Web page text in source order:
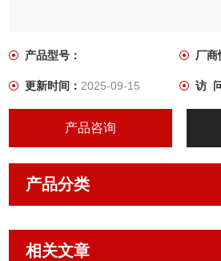
产品型号： 厂商
更新时间：2025-09-15 访
产品咨询
产品分类
相关文章